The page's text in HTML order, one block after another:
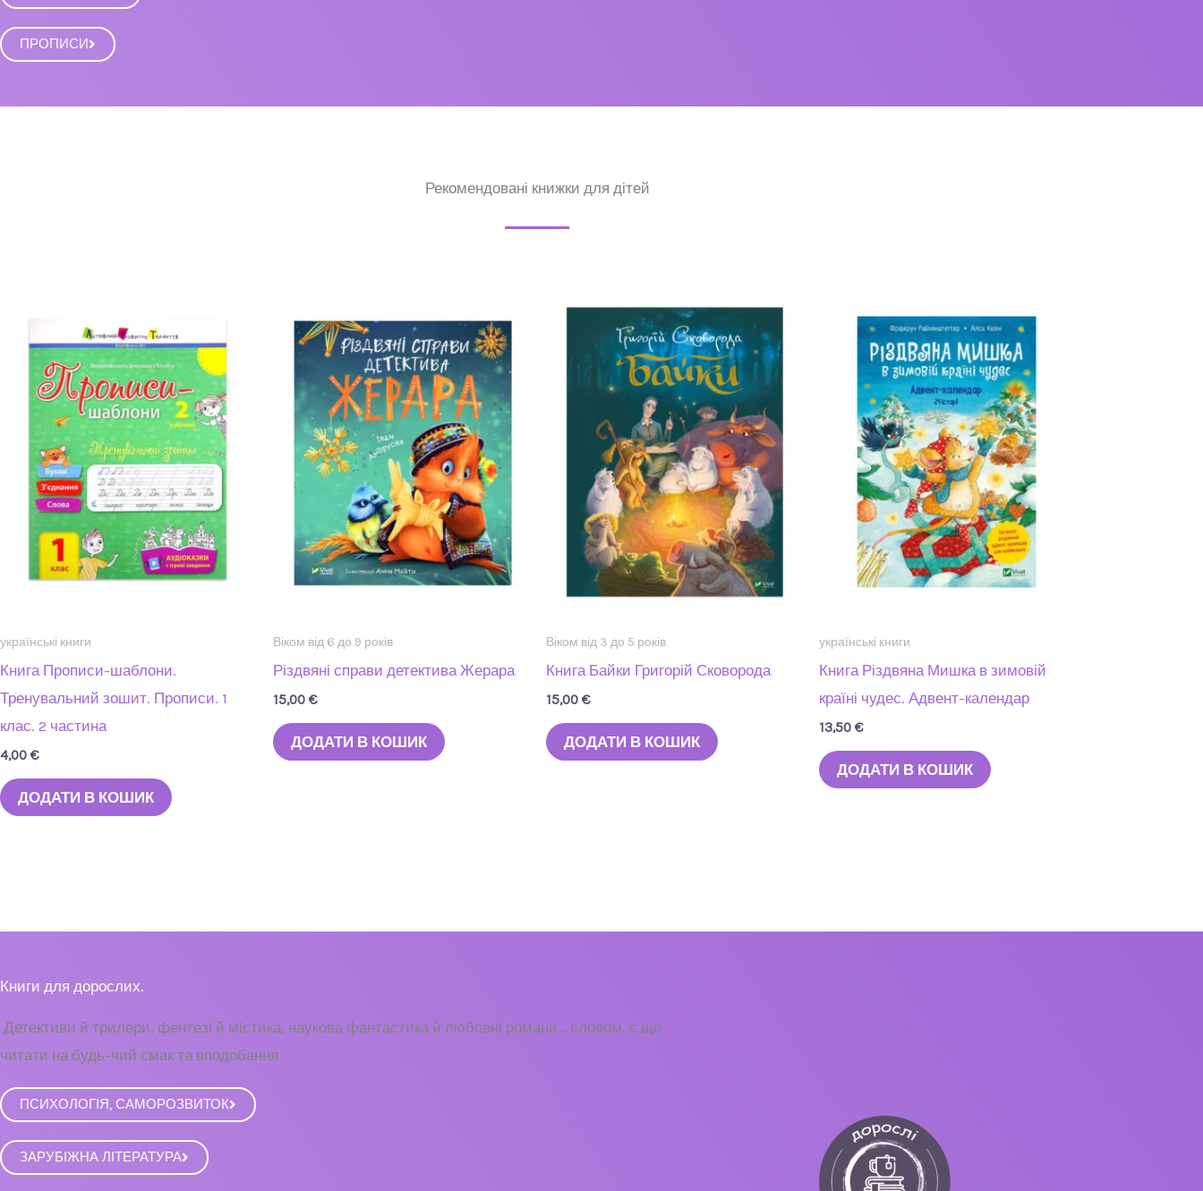
ПРОПИСИ
Рекомендовані книжки для дітей
українські книги
Книга Прописи-шаблони.
Тренувальний зошит. Прописи. 1
клас. 2 частина
4,00 €
ДОДАТИ В КОШИК
Віком від 6 до 9 років
Різдвяні справи детектива Жерара
15,00 €
ДОДАТИ В КОШИК
Віком від 3 до 5 років
Книга Байки Григорій Сковорода
15,00 €
ДОДАТИ В КОШИК
українські книги
Книга Різдвяна Мишка в зимовій
країні чудес. Адвент-календар
13,50 €
ДОДАТИ В КОШИК
Книги для дорослих.
Детективи й трилери, фентезі й містика, наукова фантастика й любовні романи… словом, є що
читати на будь-чий смак та вподобання.
ПСИХОЛОГІЯ, САМОРОЗВИТОК
ЗАРУБІЖНА ЛІТЕРАТУРА